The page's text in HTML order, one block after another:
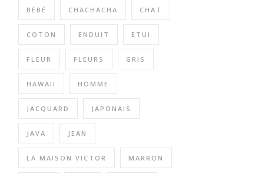
BÉBÉ CHACHACHA CHAT
COTON ENDUIT ETUI
FLEUR FLEURS GRIS
HAWAII HOMME
JACQUARD JAPONAIS
JAVA JEAN
LA MAISON VICTOR MARRON